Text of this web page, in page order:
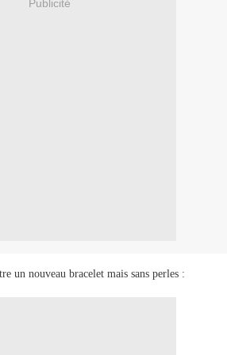
Publicité
un nouveau bracelet mais sans perles :